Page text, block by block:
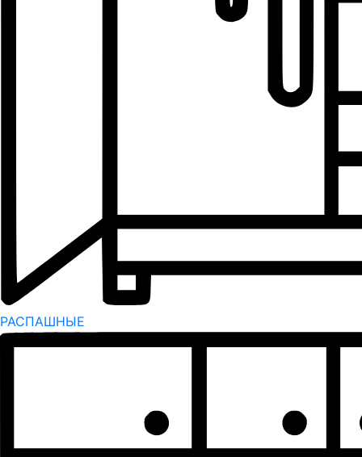
РАСПАШНЫЕ